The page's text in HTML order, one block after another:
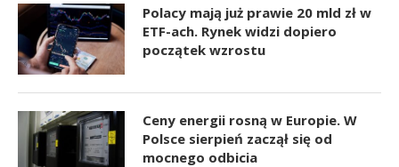
Polacy mają już prawie 20 mld zł w
ETF-ach. Rynek widzi dopiero
początek wzrostu
Ceny energii rosną w Europie. W
Polsce sierpień zaczął się od
mocnego odbicia